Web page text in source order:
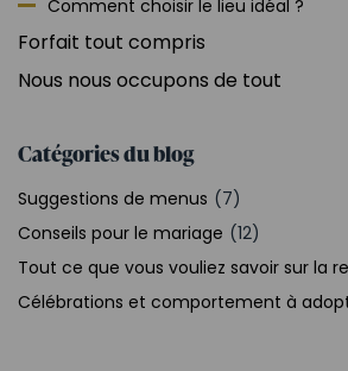
Comment choisir le lieu idéal ?
Forfait tout compris
Nous nous occupons de tout
Catégories du blog
Suggestions de menus (7)
Conseils pour le mariage (12)
Tout ce que vous vouliez savoir sur la
Célébrations et comportement à